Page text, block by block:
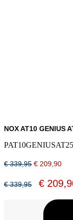
NOX AT10 GENIUS
PAT10GENIUSAT25
€339,95
was:
€ 339,95.
€ 209,90
is:
€
€339,95
prijs
€ 339,95.
€